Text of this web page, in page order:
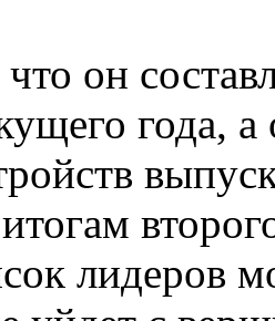
он
года,
лидеров